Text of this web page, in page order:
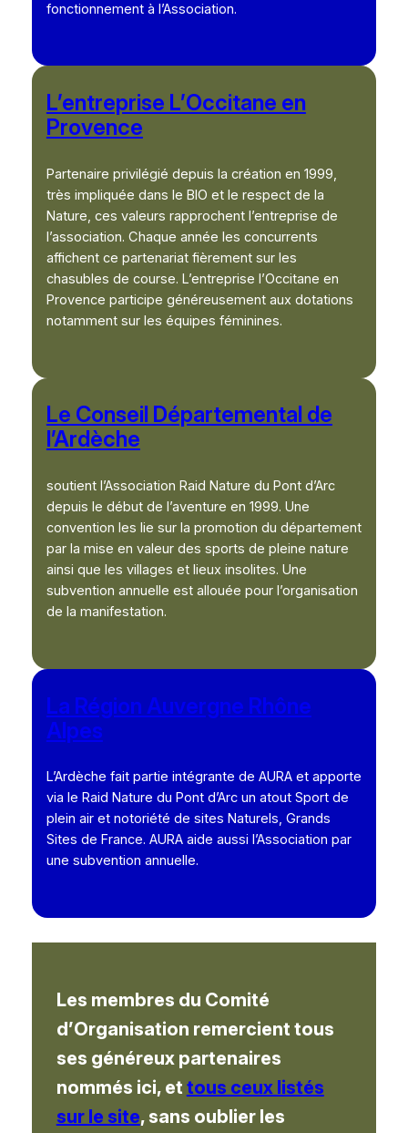
fonctionnement à l’Association.
L’entreprise L’Occitane en
Provence
Partenaire privilégié depuis la création en 1999,
très impliquée dans le BIO et le respect de la
Nature, ces valeurs rapprochent l’entreprise de
l’association. Chaque année les concurrents
affichent ce partenariat fièrement sur les
chasubles de course. L’entreprise l’Occitane en
Provence participe généreusement aux dotations
notamment sur les équipes féminines.
Le Conseil Départemental de
l’Ardèche
soutient l’Association Raid Nature du Pont d’Arc
depuis le début de l’aventure en 1999. Une
convention les lie sur la promotion du département
par la mise en valeur des sports de pleine nature
ainsi que les villages et lieux insolites. Une
subvention annuelle est allouée pour l’organisation
de la manifestation.
La Région Auvergne Rhône
Alpes
L’Ardèche fait partie intégrante de AURA et apporte
via le Raid Nature du Pont d’Arc un atout Sport de
plein air et notoriété de sites Naturels, Grands
Sites de France. AURA aide aussi l’Association par
une subvention annuelle.
Les membres du Comité
d’Organisation remercient tous
ses généreux partenaires
nommés ici, et tous ceux listés
sur le site, sans oublier les